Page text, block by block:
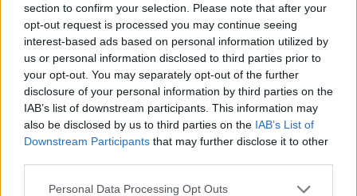
section to confirm your selection. Please note that after your
opt-out request is processed you may continue seeing
interest-based ads based on personal information utilized by
us or personal information disclosed to third parties prior to
your opt-out. You may separately opt-out of the further
disclosure of your personal information by third parties on the
IAB’s list of downstream participants. This information may
also be disclosed by us to third parties on the IAB’s List of
Downstream Participants that may further disclose it to other
Please note that this website/app uses one or more Google
Personal Data Processing Opt Outs
Hétvégén gőzmozdonyparádé – NKPK
51.
erminavet•2009. szeptember 18.
A vasúttörténeti parkban szombaton és vasárnap
sorra kerülő rendezvény neve olyan szép, hogy elég,
ha a címét idemásolom: IX. Közép-Európai